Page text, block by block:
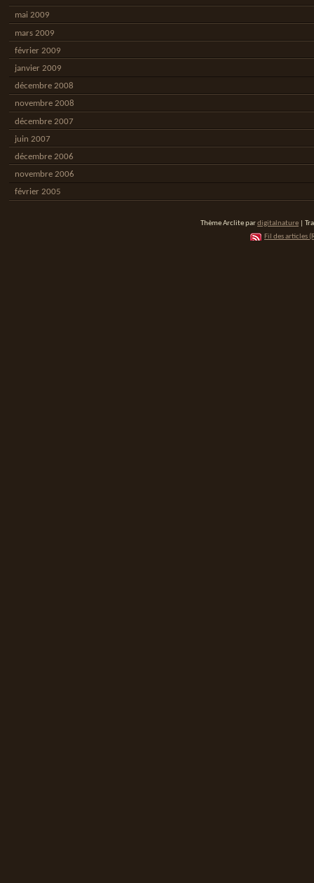
mai 2009
mars 2009
février 2009
janvier 2009
décembre 2008
novembre 2008
décembre 2007
juin 2007
décembre 2006
novembre 2006
février 2005
Thème Arclite pardigitalnature |
Fil des articles